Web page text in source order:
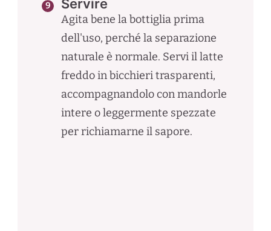
Servire
Agita bene la bottiglia prima
dell'uso, perché la separazione
naturale è normale. Servi il latte
freddo in bicchieri trasparenti,
accompagnandolo con mandorle
intere o leggermente spezzate
per richiamarne il sapore.